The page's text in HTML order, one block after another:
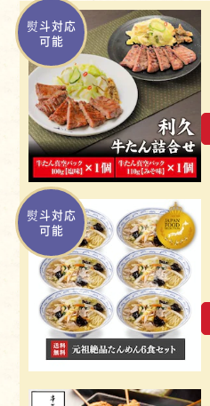
熨斗対応
可能
熨斗対応
可能